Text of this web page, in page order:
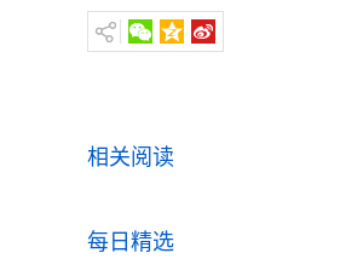
相关阅读
每日精选